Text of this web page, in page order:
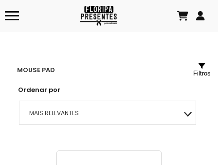
MOUSE PAD
Ordenar por
MAIS RELEVANTES
Filtros